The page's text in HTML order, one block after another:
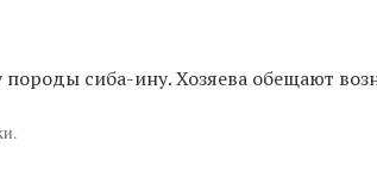
сиба-ину. Хозяева обещают